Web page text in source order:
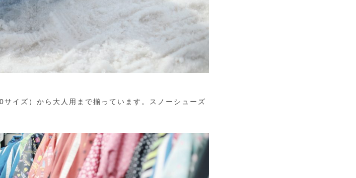
イズ）から大人用まで揃っています。スノーシューズ